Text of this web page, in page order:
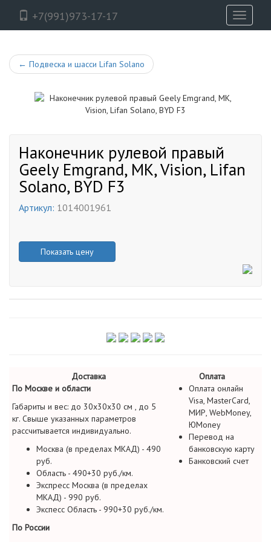
+7(991)973-17-17
Toggle
← Подвеска и шасси Lifan Solano
Наконечник рулевой правый
Geely Emgrand, MK, Vision, Lifan
Solano, BYD F3
Артикул: 1014001961
Показать цену
Доставка
Оплата
По Москве и области
Габариты и вес: до 30х30х30 см , до 5
кг. Свыше указанных параметров
рассчитывается индивидуально.
Москва (в пределах МКАД) - 490
руб.
Область - 490+30 руб./км.
Экспресс Москва (в пределах
МКАД) - 990 руб.
Экспесс Область - 990+30 руб./км.
По России
Оплата онлайн
Visa, MasterCard,
МИР, WebMoney,
ЮMoney
Перевод на
банковскую карту
Банковский счет